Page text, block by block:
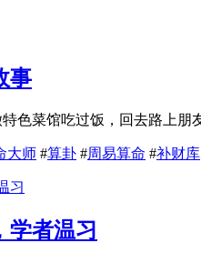
事
色菜馆吃过饭，回去路上
大师 #算卦 #周易算命 #补财库
学者温习